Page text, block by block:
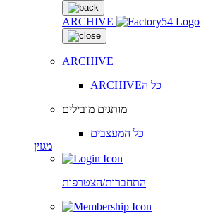
ARCHIVE
ARCHIVE
ARCHIVEכל ה
מותגים מובילים
כל המעצבים
מגזין
התחברות/הצטרפות